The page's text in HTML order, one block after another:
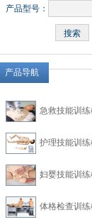
产品型号：
产品导航
急救技能训练
护理技能训练
妇婴技能训练
体格检查训练